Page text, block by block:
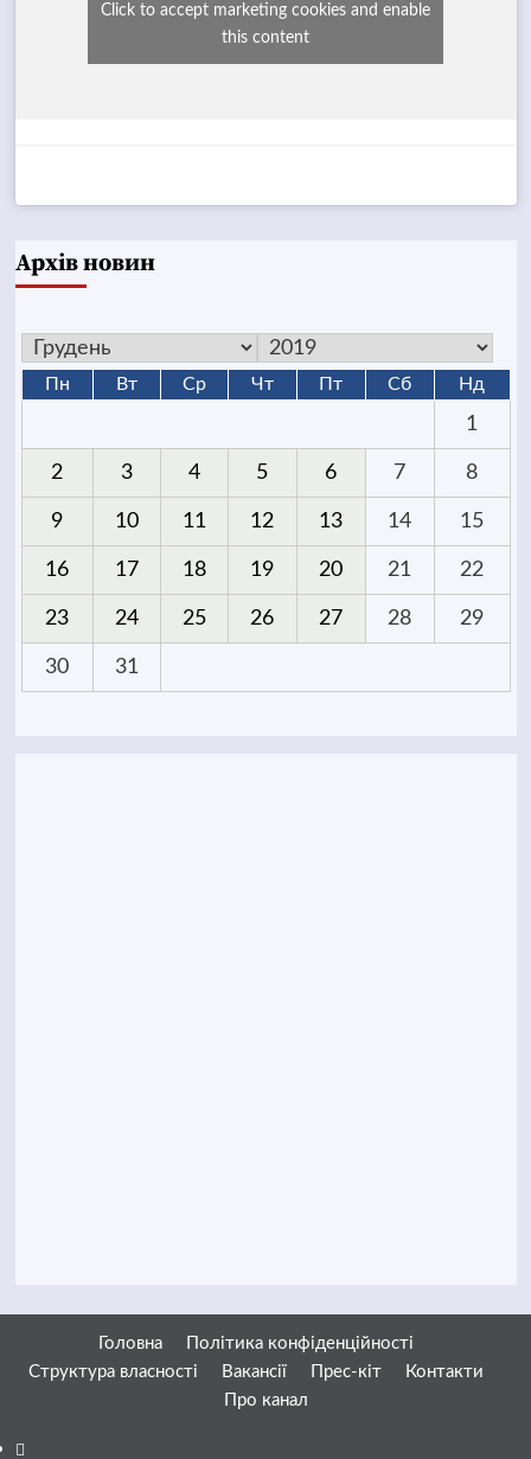
Click to accept marketing cookies and enable
this content
Архів новин
Пн Вт Ср Чт Пт Сб Нд
1
2 3 4 5 6 7 8
9 10 11 12 13 14 15
16 17 18 19 20 21 22
23 24 25 26 27 28 29
30 31
Головна
Політика конфіденційності
Структура власності
Вакансії Прес-кіт
Контакти
Про канал
Facebook